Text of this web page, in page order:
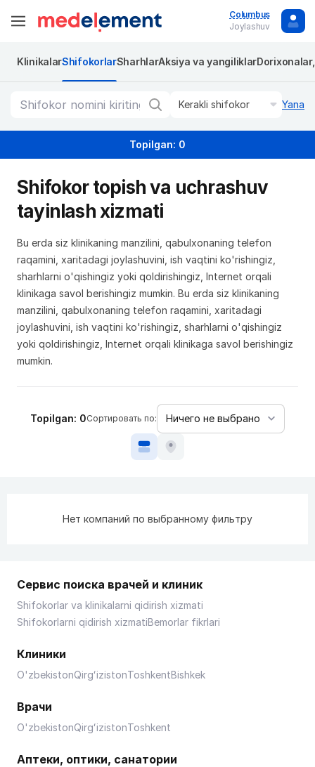
Columbus
Joylashuv
KlinikalarShifokorlarSharhlarAksiya va yangiliklar
Kerakli shifokor Yana
Topilgan: 0
Shifokor topish va uchrashuv
tayinlash xizmati
Bu erda siz klinikaning manzilini, qabulxonaning telefon
raqamini, xaritadagi joylashuvini, ish vaqtini ko'rishingiz,
sharhlarni o'qishingiz yoki qoldirishingiz, Internet orqali
klinikaga savol berishingiz mumkin. Bu erda siz klinikaning
manzilini, qabulxonaning telefon raqamini, xaritadagi
joylashuvini, ish vaqtini ko'rishingiz, sharhlarni o'qishingiz
yoki qoldirishingiz, Internet orqali klinikaga savol berishingiz
mumkin.
Topilgan: 0Сортировать по:
Нет компаний по выбранному фильтру
Сервис поиска врачей и клиник
Shifokorlar va klinikalarni qidirish xizmati
Shifokorlarni qidirish xizmatiBemorlar fikrlari
Клиники
O'zbekistonQirgʻizistonToshkentBishkek
Врачи
O'zbekistonQirgʻizistonToshkent
Аптеки, оптики, санатории